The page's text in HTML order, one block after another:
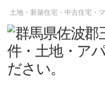
土地・新築住宅・中古住宅・